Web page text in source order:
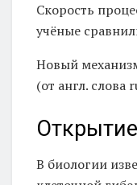
Скорость
учёные
Новый
(от англ. слова
В биологии